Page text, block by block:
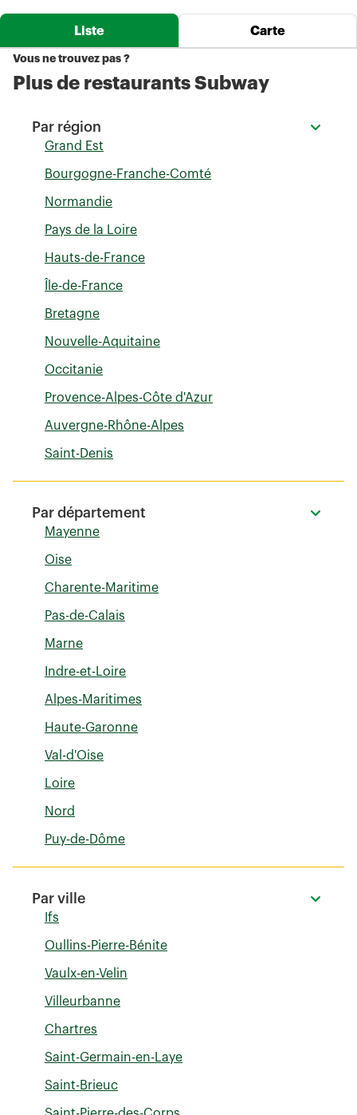
Liste Carte
Vous ne trouvez pas ?
Plus de restaurants Subway
Par région
Grand Est
Bourgogne-Franche-Comté
Normandie
Pays de la Loire
Hauts-de-France
Île-de-France
Bretagne
Nouvelle-Aquitaine
Occitanie
Provence-Alpes-Côte d'Azur
Auvergne-Rhône-Alpes
Saint-Denis
Par département
Mayenne
Oise
Charente-Maritime
Pas-de-Calais
Marne
Indre-et-Loire
Alpes-Maritimes
Haute-Garonne
Val-d'Oise
Loire
Nord
Puy-de-Dôme
Par ville
Ifs
Oullins-Pierre-Bénite
Vaulx-en-Velin
Villeurbanne
Chartres
Saint-Germain-en-Laye
Saint-Brieuc